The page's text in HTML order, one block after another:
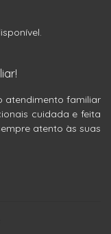
atendimento familiar
cuidada e feita
atento às suas